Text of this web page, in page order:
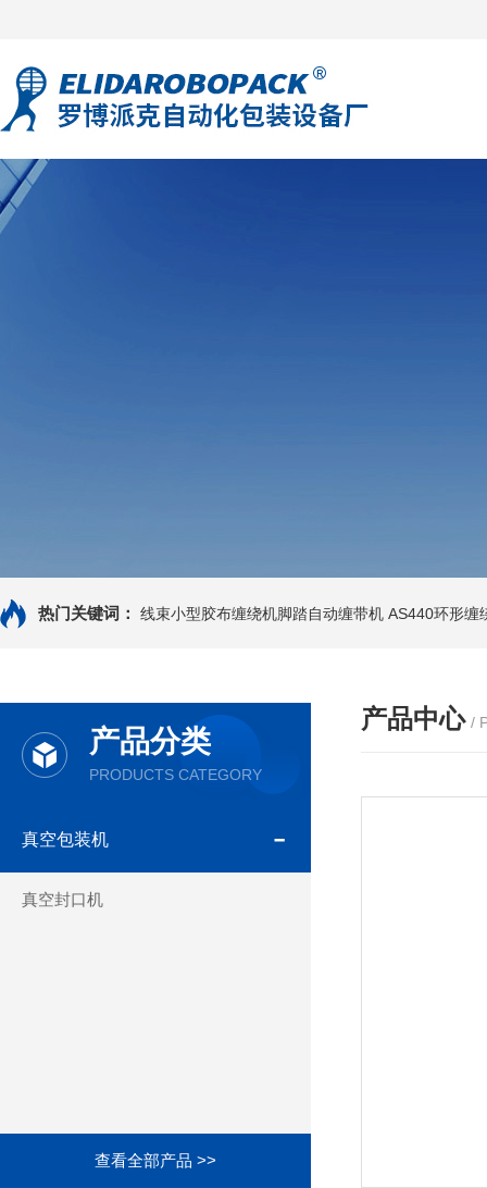
热门关键词： 线束小型胶布缠绕机脚踏自动缠带机 AS440环形缠
产品分类
PRODUCTS CATEGORY
真空包装机
真空封口机
查看全部产品 >>
产品中心 /